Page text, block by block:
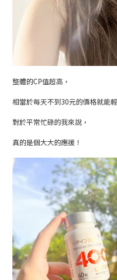
整體的CP值超高，
相當於每天不到30元的價格就能
對於平常忙碌的我來說，
真的是個大大的應援！